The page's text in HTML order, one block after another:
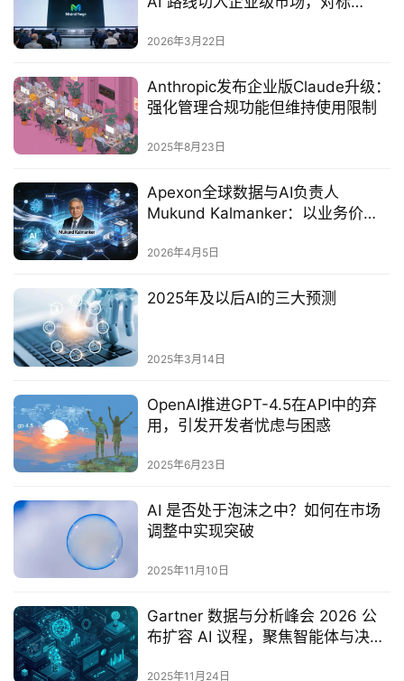
2026年3月22日
‌Anthropic发布企业版Claude升级：
强化管理合规功能但维持使用限制‌
2025年8月23日
Apexon全球数据与AI负责人
Mukund Kalmanker：以业务价值
2026年4月5日
2025年及以后AI的三大预测‌
2025年3月14日
OpenAI推进GPT-4.5在API中的弃
用，引发开发者忧虑与困惑
2025年6月23日
AI 是否处于泡沫之中？如何在市场
调整中实现突破
2025年11月10日
Gartner 数据与分析峰会 2026 公
布扩容 AI 议程，聚焦智能体与决策
2025年11月24日